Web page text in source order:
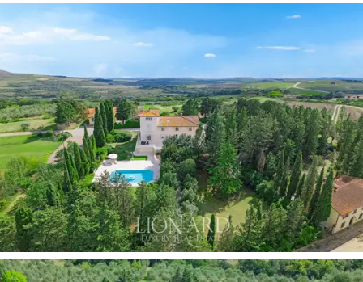
妙的莊園內。這種建築精緻與
翻新工程相結合，
使別墅變得舒適且實用，適合現代生活。
建築分佈在三層樓。主樓層設有帶壁爐的寬敞客
廳，可俯瞰花園和游泳池，歡迎客人的光臨。起
居區還包括一間大餐廳、一間配有浪漫白木格子
天花板的就餐廚房，以及一間可改造成客房的額
外起居室。從所有房間的鑲木地板到壁畫天花板
和三維灰泥裝飾細節，每個細節都傳達出永恆的
優雅。睡眠區位於樓上，透過巨大的白色大理石
樓梯到達，設有一間帶連接浴室的主套房、兩間
帶連接浴室的雙人臥室、一間帶連接浴室的單人